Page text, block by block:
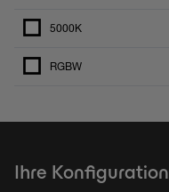
5000K
RGBW
Ihre Konfiguration